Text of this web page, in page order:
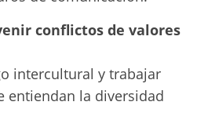
conflictos de valores
intercultural y trabajar
entiendan la diversidad